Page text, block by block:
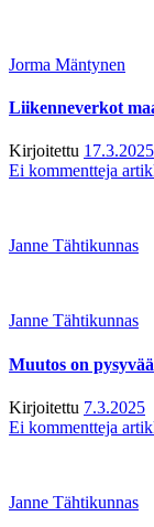
Jorma Mäntynen
Liikenneverkot
Kirjoitettu 17.3.2025
Ei kommentteja
Janne Tähtikunnas
Janne Tähtikunnas
Muutos on pysyvää
Kirjoitettu 7.3.2025
Ei kommentteja
Janne Tähtikunnas